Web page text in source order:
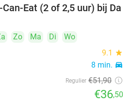
30%
Eat (2 of 2,5 uur) bij Da
Zo Ma Di
Wo
9.1 star
8 min. directions_car
Regulier €51,90
€36,50